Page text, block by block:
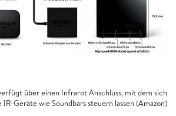
über einen Infrarot Anschluss, mit dem sich
IR-Geräte wie Soundbars steuern lassen (Amazon)